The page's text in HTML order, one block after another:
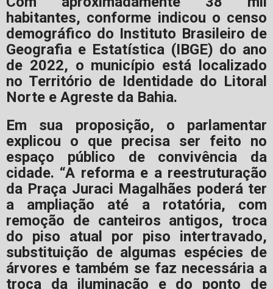
habitantes, conforme indicou o censo
demográfico do Instituto Brasileiro de
Geografia e Estatística (IBGE) do ano
de 2022, o município está localizado
no Território de Identidade do Litoral
Norte e Agreste da Bahia.
Em sua proposição, o parlamentar
explicou o que precisa ser feito no
espaço público de convivência da
cidade. “A reforma e a reestruturação
da Praça Juraci Magalhães poderá ter
a ampliação até a rotatória, com
remoção de canteiros antigos, troca
do piso atual por piso intertravado,
substituição de algumas espécies de
árvores e também se faz necessária a
troca da iluminação e do ponto de